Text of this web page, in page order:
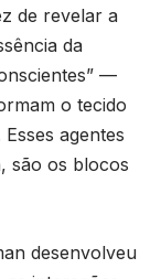
de revelar a
da
—
o tecido
agentes
são os blocos
desenvolveu